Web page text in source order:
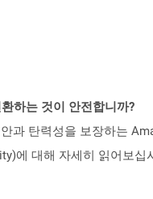
하는 것이 안전합니까?
과 탄력성을 보장하는
에 대해 자세히 읽어보십